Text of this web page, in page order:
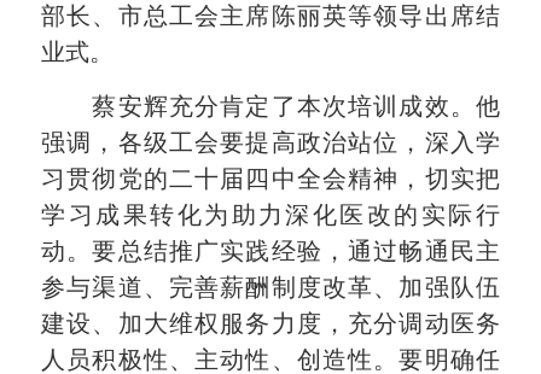
部长、市总工会主席陈丽英等领导出席结
业式。
蔡安辉充分肯定了本次培训成效。他
强调，各级工会要提高政治站位，深入学
习贯彻党的二十届四中全会精神，切实把
学习成果转化为助力深化医改的实际行
动。要总结推广实践经验，通过畅通民主
参与渠道、完善薪酬制度改革、加强队伍
建设、加大维权服务力度，充分调动医务
人员积极性、主动性、创造性。要明确任